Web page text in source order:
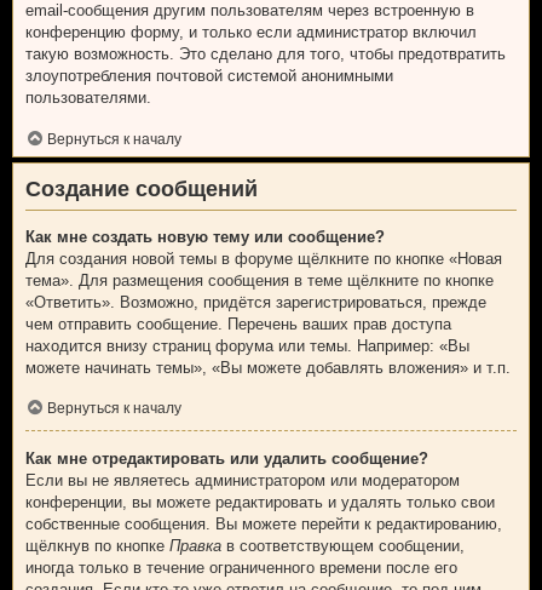
email-сообщения другим пользователям через встроенную в
конференцию форму, и только если администратор включил
такую возможность. Это сделано для того, чтобы предотвратить
злоупотребления почтовой системой анонимными
пользователями.
Вернуться к началу
Создание сообщений
Как мне создать новую тему или сообщение?
Для создания новой темы в форуме щёлкните по кнопке «Новая
тема». Для размещения сообщения в теме щёлкните по кнопке
«Ответить». Возможно, придётся зарегистрироваться, прежде
чем отправить сообщение. Перечень ваших прав доступа
находится внизу страниц форума или темы. Например: «Вы
можете начинать темы», «Вы можете добавлять вложения» и т.п.
Вернуться к началу
Как мне отредактировать или удалить сообщение?
Если вы не являетесь администратором или модератором
конференции, вы можете редактировать и удалять только свои
собственные сообщения. Вы можете перейти к редактированию,
щёлкнув по кнопке Правка в соответствующем сообщении,
иногда только в течение ограниченного времени после его